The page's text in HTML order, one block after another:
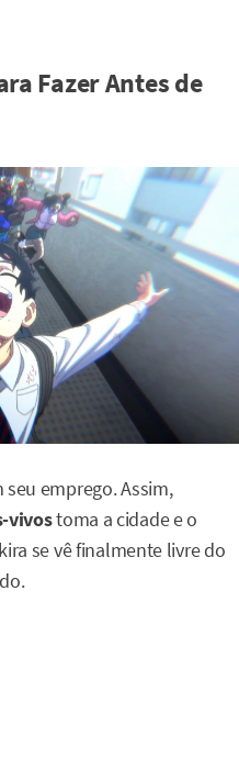
Fazer Antes de
seu emprego. Assim,
vivostoma a cidade e o
se vê finalmente livre do